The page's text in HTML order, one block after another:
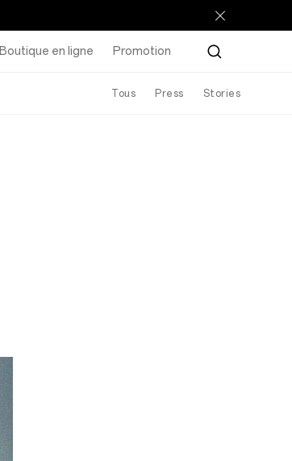
Boutique en ligne Promotion
Tous Press Stories